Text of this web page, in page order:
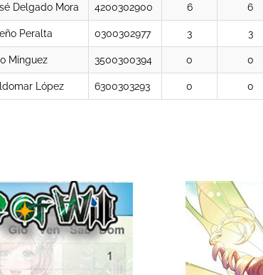
Delgado Mora 4200302900 6 6
Peralta 0300302977 3 3
Mínguez 3500300394 0 0
López 6300303293 0 0